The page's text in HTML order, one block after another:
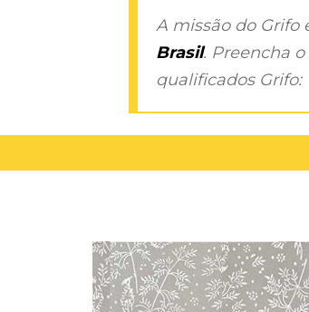
A missão do Grifo
Brasil. Preencha
qualificados Grifo: